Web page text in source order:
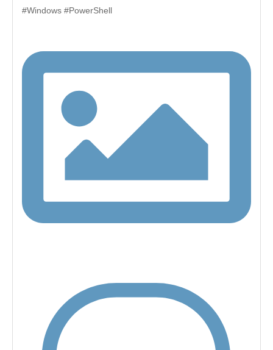
#Windows #PowerShell